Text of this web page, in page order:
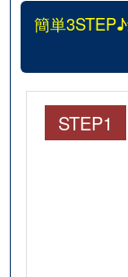
簡単3STEP♪
STEP1